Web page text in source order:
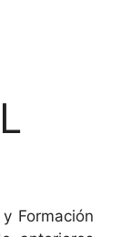
Formación